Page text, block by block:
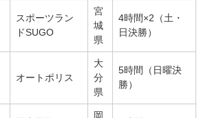
スポーツラン
ドSUGO
宮
城
県
4時間×2（土・
日決勝）
オートポリス
大
分
県
5時間（日曜決
勝）
岡